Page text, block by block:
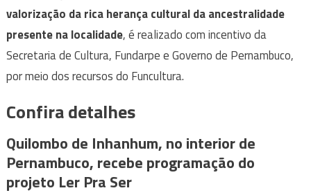
valorização da rica herança cultural da ancestralidade
presente na localidade, é realizado com incentivo da
Secretaria de Cultura, Fundarpe e Governo de Pernambuco,
por meio dos recursos do Funcultura.
Confira detalhes
Quilombo de Inhanhum, no interior de
Pernambuco, recebe programação do
projeto Ler Pra Ser